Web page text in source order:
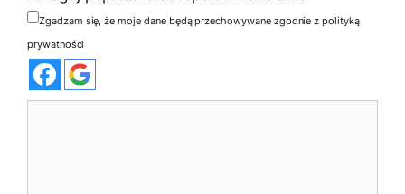
Zgadzam się, że moje dane będą przechowywane zgodnie z polityką
prywatności